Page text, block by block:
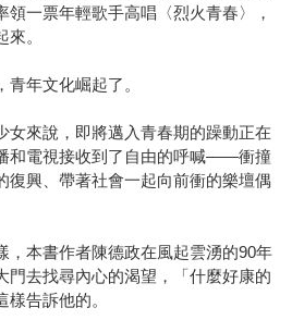
領一票年輕歌手高唱〈烈火青春〉，
。
年文化崛起了。
女來說，即將邁入青春期的躁動正在
和電視接收到了自由的呼喊——衝撞
復興、帶著社會一起向前衝的樂壇偶
，本書作者陳德政在風起雲湧的90年
門去找尋內心的渴望，「什麼好康的
告訴他的。